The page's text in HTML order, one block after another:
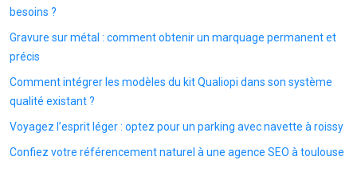
besoins ?
Gravure sur métal : comment obtenir un marquage permanent et
précis
Comment intégrer les modèles du kit Qualiopi dans son système
qualité existant ?
Voyagez l’esprit léger : optez pour un parking avec navette à roissy
Confiez votre référencement naturel à une agence SEO à toulouse